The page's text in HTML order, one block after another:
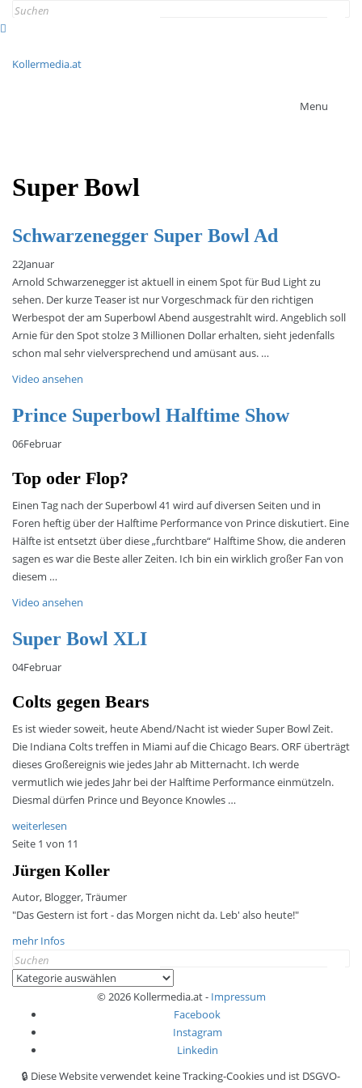
Search
Kollermedia.at
Menu
Super Bowl
Schwarzenegger Super Bowl Ad
22Januar
Arnold Schwarzenegger ist aktuell in einem Spot für Bud Light zu
sehen. Der kurze Teaser ist nur Vorgeschmack für den richtigen
Werbespot der am Superbowl Abend ausgestrahlt wird. Angeblich soll
Arnie für den Spot stolze 3 Millionen Dollar erhalten, sieht jedenfalls
schon mal sehr vielversprechend und amüsant aus. …
Video ansehen
Prince Superbowl Halftime Show
06Februar
Top oder Flop?
Einen Tag nach der Superbowl 41 wird auf diversen Seiten und in
Foren heftig über der Halftime Performance von Prince diskutiert. Eine
Hälfte ist entsetzt über diese „furchtbare“ Halftime Show, die anderen
sagen es war die Beste aller Zeiten. Ich bin ein wirklich großer Fan von
diesem …
Video ansehen
Super Bowl XLI
04Februar
Colts gegen Bears
Es ist wieder soweit, heute Abend/Nacht ist wieder Super Bowl Zeit.
Die Indiana Colts treffen in Miami auf die Chicago Bears. ORF überträgt
dieses Großereignis wie jedes Jahr ab Mitternacht. Ich werde
vermutlich wie jedes Jahr bei der Halftime Performance einmützeln.
Diesmal dürfen Prince und Beyonce Knowles …
weiterlesen
Seite 1 von 11
Jürgen Koller
Autor, Blogger, Träumer
"Das Gestern ist fort - das Morgen nicht da. Leb' also heute!"
mehr Infos
Search
for:
Kategorien
© 2026 Kollermedia.at - Impressum
Facebook
Instagram
Linkedin
🔒 Diese Website verwendet keine Tracking-Cookies und ist DSGVO-